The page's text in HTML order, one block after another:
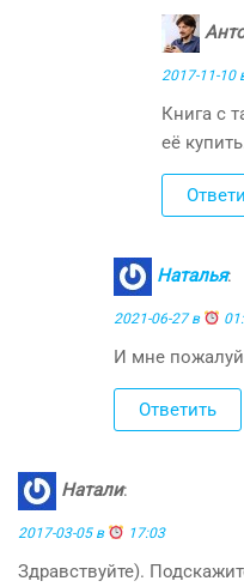
2017-11-10
Книга с
её
Наталья:
2021-06-27 в
И мне
Ответить
Натали:
2017-03-05 в 17:03
Здравствуйте).